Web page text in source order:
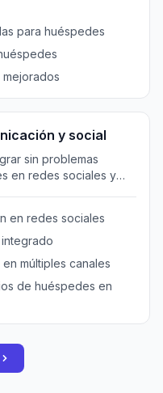
para huéspedes
y social
sin problemas
en redes sociales y
en redes sociales
múltiples canales
de huéspedes en